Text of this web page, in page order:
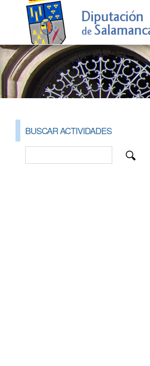
BUSCAR ACTIVIDADES